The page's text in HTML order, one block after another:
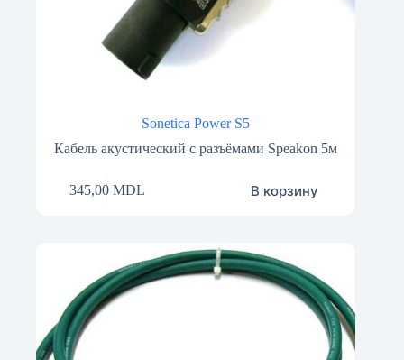
Sonetica Power S5
Кабель акустический с разъёмами Speakon 5м
345,00 MDL В корзину